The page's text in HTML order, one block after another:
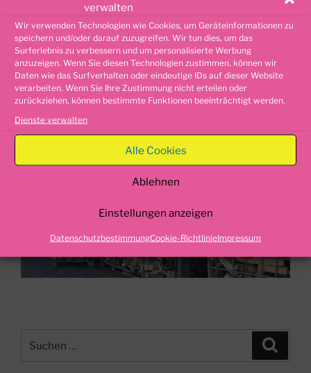
verwalten
Wir verwenden Technologien wie Cookies, um Geräteinformationen zu
speichern und/oder darauf zuzugreifen. Wir tun dies, um das
Surferlebnis zu verbessern und um personalisierte Werbung
anzuzeigen. Wenn Sie diesen Technologien zustimmen, können wir
Daten wie das Surfverhalten oder eindeutige IDs auf dieser Website
verarbeiten. Wenn Sie Ihre Zustimmung nicht erteilen oder
zurückziehen, können bestimmte Funktionen beeinträchtigt werden.
Dienste verwalten
Alle Cookies
Ablehnen
Einstellungen anzeigen
DatenschutzbestimmungCookie-RichtlinieImpressum
GALERIE-KATEGORIE:BRENNHOLZ
WAHLITZ
Kaminholzlieferung Magdeburg
nach: